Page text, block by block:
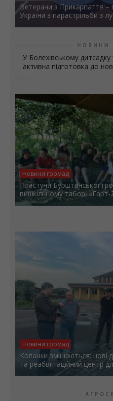
Ветерани з Прикарпаття –
України з парастрільби з
НОВИНИ
У Болехівському дитсадку
активна підготовка до
Новини громад
Пластуни Бурштинської
вишкільному таборі «Гарт-
Новини громад
Копанки змінюються: нові
та реабілітаційний центр